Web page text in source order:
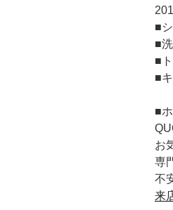
■
■
■
■
■
お
専
不
来